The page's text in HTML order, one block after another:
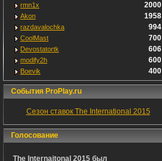
rmn1x 2000
Akon 1958
razdavalochka 994
CoolMast 700
Devostatortk 606
modify2h 600
Boevik 400
События ProPlay.ru
Сезон ставок The International 2015
Голосование
The Internaitonal 2015 был